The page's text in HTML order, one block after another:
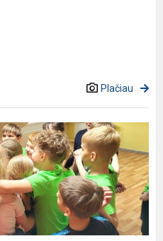
Plačiau